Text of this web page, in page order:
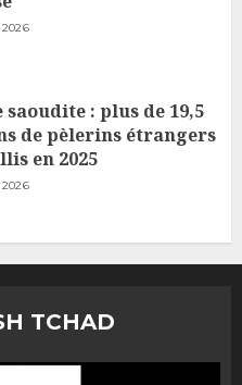
2026
: plus de 19,5
de pèlerins étrangers
en 2025
2026
TCHAD